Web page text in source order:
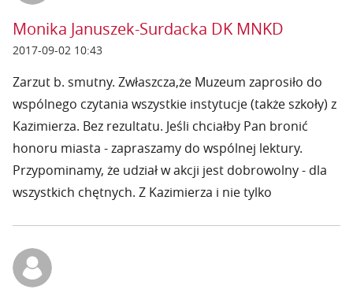
Monika Januszek-Surdacka DK MNKD
2017-09-02 10:43
Zarzut b. smutny. Zwłaszcza,że Muzeum zaprosiło do
wspólnego czytania wszystkie instytucje (także szkoły) z
Kazimierza. Bez rezultatu. Jeśli chciałby Pan bronić
honoru miasta - zapraszamy do wspólnej lektury.
Przypominamy, że udział w akcji jest dobrowolny - dla
wszystkich chętnych. Z Kazimierza i nie tylko